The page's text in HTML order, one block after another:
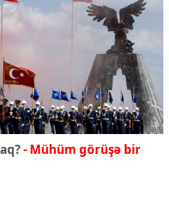
- Mühüm görüşə bir